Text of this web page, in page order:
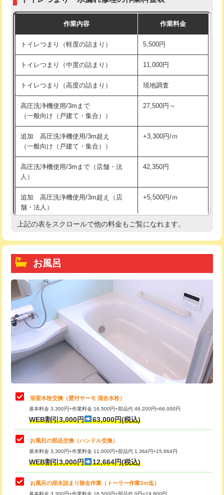
作業内容 作業料金
トイレつまり（軽度の詰まり） 5,500円
トイレつまり（中度の詰まり） 11,000円
トイレつまり（高度の詰まり） 現地調査
高圧洗浄機使用/3mまで
（一般向け（戸建て・集合））
27,500円～
追加 高圧洗浄機使用/3m超え
（一般向け（戸建て・集合））
+3,300円/ｍ
高圧洗浄機使用/3mまで（店舗・法
人）
42,350円
追加 高圧洗浄機使用/3m超え（店
舗・法人）
+5,500円/ｍ
高度高圧洗浄換 現地調査
トーラー機使用/3mまで
追加トーラー機使用/3m超え
カメラ調査 33,000円
桝清掃 8,800円
止水・漏水調査・防水処理・清掃・修
理・調整・分解・加工など（軽作業）
止水・漏水調査・防水処理・清掃・修
理・調整・分解・加工など（中作業）
22,000円
止水・漏水調査・防水処理・清掃・修
理・調整・分解・加工など（重作業）
33,000円
トイレタンク脱着
トイレ便器脱着
タンクレストイレ脱着 33,000円
上記の表をスクロールで他の料金もご覧になれます。
お風呂
浴室水栓交換（壁付サーモ 混合水栓）
基本料金 3,300円+作業料金 16,500円+部品代 46,200円=66,000円
WEB割引3,000円 63,000円(税込)
お風呂の部品交換（ハンドル交換）
基本料金 3,300円+作業料金 11,000円+部品代 1,364円=15,664円
WEB割引3,000円 12,664円(税込)
お風呂の排水詰まり除去作業（トーラー作業3ｍ迄）
基本料金 3,300円+作業料金 16,500円+部品代 0円=19,800円